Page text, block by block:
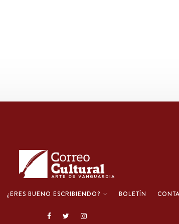
¿ERES BUENO ESCRIBIENDO? BOLETÍN